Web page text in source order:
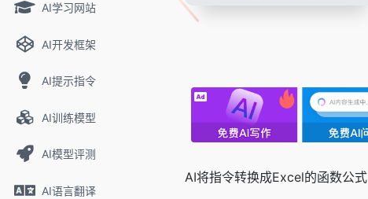
AI学习网站
AI开发框架
AI提示指令
AI训练模型
AI模型评测
AI语言翻译
AI将指令转换成Excel的函数公式